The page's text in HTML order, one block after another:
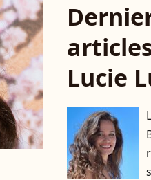
Lucie